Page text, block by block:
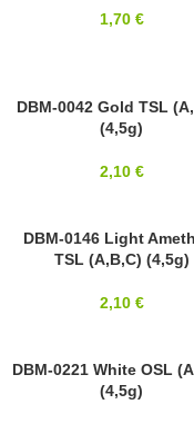
1,70 €
10/0
DBM-0042 Gold TSL
(4,5g)
2,10 €
10/0DBM-0146 Light
TSL (A,B,C) (4,5g)
2,10 €
10/0
DBM-0221 White OSL
(4,5g)